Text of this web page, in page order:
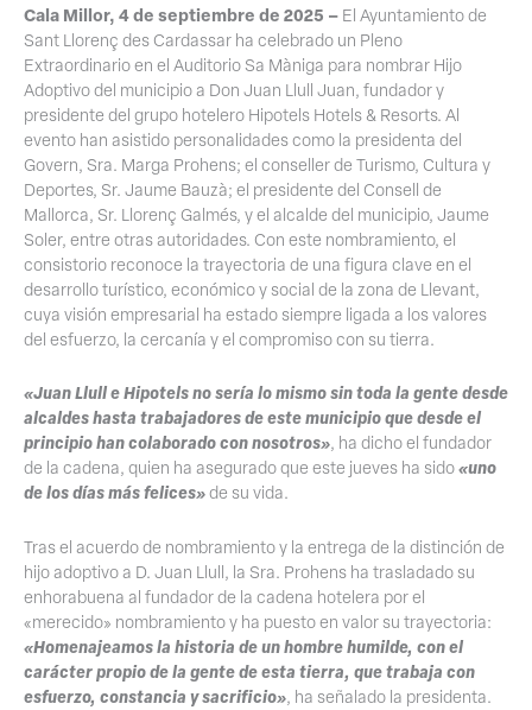
Cala Millor, 4 de septiembre de 2025 – El Ayuntamiento de
Sant Llorenç des Cardassar ha celebrado un Pleno
Extraordinario en el Auditorio Sa Màniga para nombrar Hijo
Adoptivo del municipio a Don Juan Llull Juan, fundador y
presidente del grupo hotelero Hipotels Hotels & Resorts. Al
evento han asistido personalidades como la presidenta del
Govern, Sra. Marga Prohens; el conseller de Turismo, Cultura y
Deportes, Sr. Jaume Bauzà; el presidente del Consell de
Mallorca, Sr. Llorenç Galmés, y el alcalde del municipio, Jaume
Soler, entre otras autoridades. Con este nombramiento, el
consistorio reconoce la trayectoria de una figura clave en el
desarrollo turístico, económico y social de la zona de Llevant,
cuya visión empresarial ha estado siempre ligada a los valores
del esfuerzo, la cercanía y el compromiso con su tierra.
«Juan Llull e Hipotels no sería lo mismo sin toda la gente desde
alcaldes hasta trabajadores de este municipio que desde el
principio han colaborado con nosotros», ha dicho el fundador
de la cadena, quien ha asegurado que este jueves ha sido«uno
de los días más felices»de su vida.
Tras el acuerdo de nombramiento y la entrega de la distinción de
hijo adoptivo a D. Juan Llull, la Sra. Prohens ha trasladado su
enhorabuena al fundador de la cadena hotelera por el
«merecido» nombramiento y ha puesto en valor su trayectoria:
«Homenajeamos la historia de un hombre humilde, con el
carácter propio de la gente de esta tierra, que trabaja con
esfuerzo, constancia y sacrificio», ha señalado la presidenta.